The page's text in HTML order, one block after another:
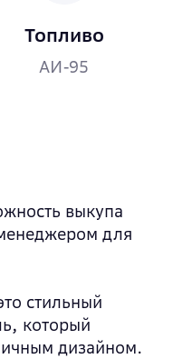
Топливо
АИ-95
выкупа
для
стильный
который
дизайном.